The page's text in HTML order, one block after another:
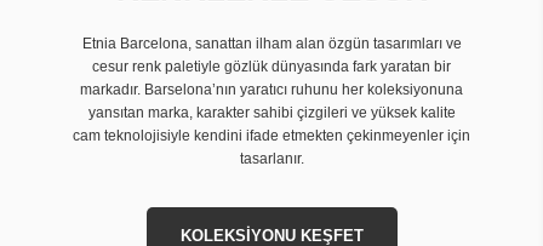
Etnia Barcelona, sanattan ilham alan özgün tasarımları ve
cesur renk paletiyle gözlük dünyasında fark yaratan bir
markadır. Barselona’nın yaratıcı ruhunu her koleksiyonuna
yansıtan marka, karakter sahibi çizgileri ve yüksek kalite
cam teknolojisiyle kendini ifade etmekten çekinmeyenler için
tasarlanır.
KOLEKSİYONU KEŞFET